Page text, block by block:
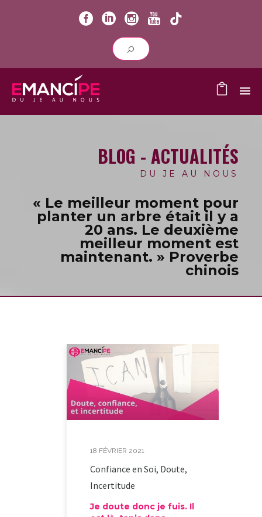
BLOG - ACTUALITÉS
DU JE AU NOUS
« Le meilleur moment pour
planter un arbre était il y a
20 ans. Le deuxième
meilleur moment est
maintenant. » Proverbe
chinois
18 FÉVRIER 2021
Confiance en Soi, Doute,
Incertitude
Je doute donc je fuis. Il